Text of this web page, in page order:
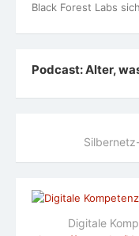
Black Forest Labs
Podcast: Alter,
Digitale